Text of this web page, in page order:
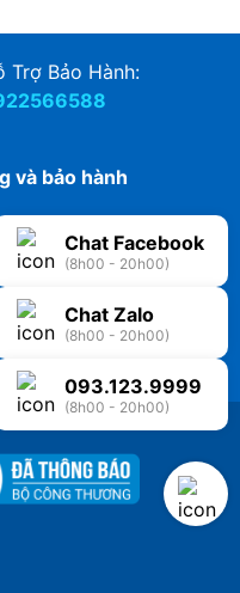
Trợ Bảo Hành:
và bảo hành
giao nhận
Chat Facebook
(8h00 - 20h00)
Chat Zalo
(8h00 - 20h00)
093.123.9999
(8h00 - 20h00)